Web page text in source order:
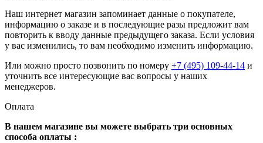
Наш интернет магазин запоминает данные о покупателе,
информацию о заказе и в последующие разы предложит вам
повторить к вводу данные предыдущего заказа. Если условия
у вас изменились, то вам необходимо изменить информацию.
Или можно просто позвонить по номеру +7 (495) 109-44-14 и
уточнить все интересующие вас вопросы у наших
менеджеров.
Оплата
В нашем магазине вы можете выбрать три основных
способа оплаты :